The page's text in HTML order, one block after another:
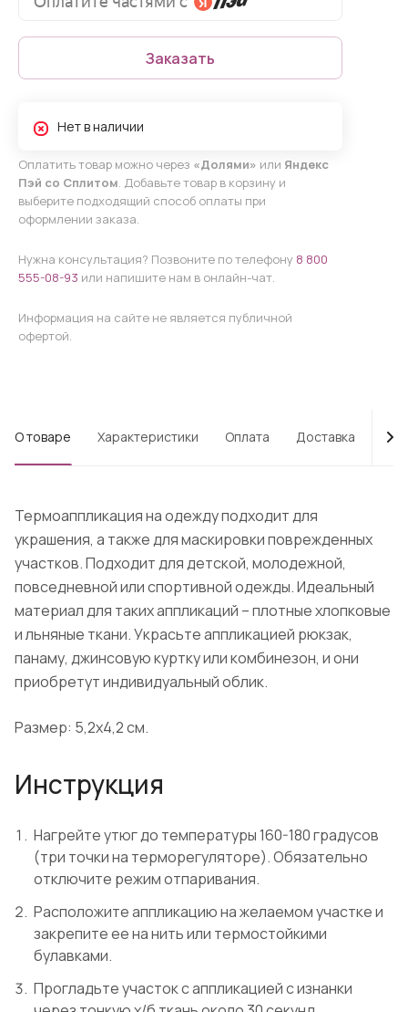
Заказать
Нет в наличии
Оплатить товар можно через «Долями» или Яндекс
Пэй со Сплитом. Добавьте товар в корзину и
выберите подходящий способ оплаты при
оформлении заказа.
Нужна консультация? Позвоните по телефону 8 800
555-08-93 или напишите нам в онлайн-чат.
Информация на сайте не является публичной
офертой.
О товаре Характеристики Оплата Доставка
Термоаппликация на одежду подходит для
украшения, а также для маскировки поврежденных
участков. Подходит для детской, молодежной,
повседневной или спортивной одежды. Идеальный
материал для таких аппликаций – плотные хлопковые
и льняные ткани. Украсьте аппликацией рюкзак,
панаму, джинсовую куртку или комбинезон, и они
приобретут индивидуальный облик.
Размер: 5,2х4,2 см.
Инструкция
Нагрейте утюг до температуры 160-180 градусов
(три точки на терморегуляторе). Обязательно
отключите режим отпаривания.
Расположите аппликацию на желаемом участке и
закрепите ее на нить или термостойкими
булавками.
Прогладьте участок с аппликацией с изнанки